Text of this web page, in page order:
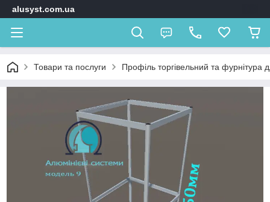
alusyst.com.ua
Товари та послуги Профіль торгівельний та фурнітура